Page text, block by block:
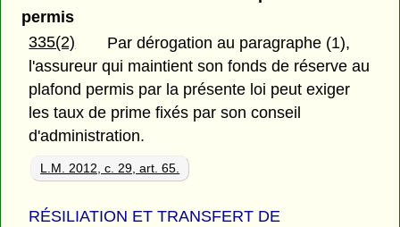
permis
335(2)
Par dérogation au paragraphe (1),
l'assureur qui maintient son fonds de réserve au
plafond permis par la présente loi peut exiger
les taux de prime fixés par son conseil
d'administration.
L.M. 2012, c. 29, art. 65.
RÉSILIATION ET TRANSFERT DE